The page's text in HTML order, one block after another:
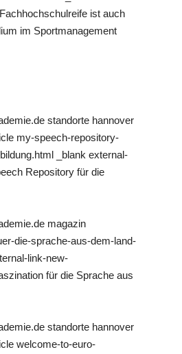
ist auch
im Sportmanagement
standorte hannover
my-speech-repository-
_blank external-
Repository für die
magazin
die-sprache-aus-dem-land-
link-new-
für die Sprache aus
standorte hannover
welcome-to-euro-